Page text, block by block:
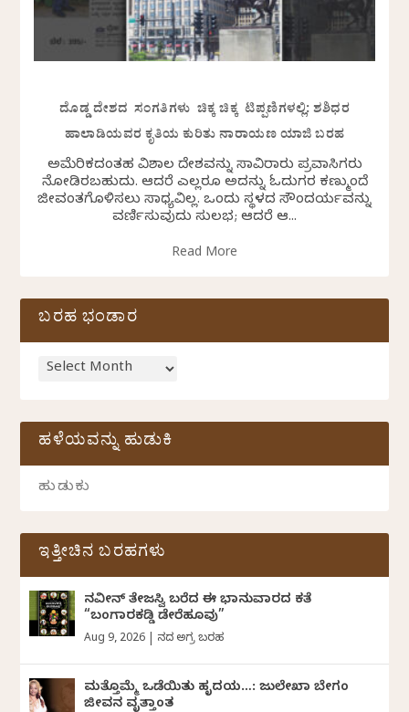
ದೊಡ್ಡ ದೇಶದ ಸಂಗತಿಗಳು ಚಿಕ್ಕ ಚಿಕ್ಕ ಟಿಪ್ಪಣಿಗಳಲ್ಲಿ: ಶಶಿಧರ
ಹಾಲಾಡಿಯವರ ಕೃತಿಯ ಕುರಿತು ನಾರಾಯಣ ಯಾಜಿ ಬರಹ
ಅಮೆರಿಕದಂತಹ ವಿಶಾಲ ದೇಶವನ್ನು ಸಾವಿರಾರು ಪ್ರವಾಸಿಗರು
ನೋಡಿರಬಹುದು. ಆದರೆ ಎಲ್ಲರೂ ಅದನ್ನು ಓದುಗರ ಕಣ್ಮುಂದೆ
ಜೀವಂತಗೊಳಿಸಲು ಸಾಧ್ಯವಿಲ್ಲ. ಒಂದು ಸ್ಥಳದ ಸೌಂದರ್ಯವನ್ನು
ವರ್ಣಿಸುವುದು ಸುಲಭ; ಆದರೆ ಆ...
Read More
ಬರಹ ಭಂಡಾರ
ಹಳೆಯವನ್ನು ಹುಡುಕಿ
ಇತ್ತೀಚಿನ ಬರಹಗಳು
ನವೀನ್‌ ತೇಜಸ್ವಿ ಬರೆದ ಈ ಭಾನುವಾರದ ಕತೆ
“ಬಂಗಾರಕಡ್ಡಿ ಡೇರೆಹೂವು”
Aug 9, 2026 ದಿನದ ಅಗ್ರ ಬರಹ
ಮತ್ತೊಮ್ಮೆ ಒಡೆಯಿತು ಹೃದಯ…: ಜುಲೇಖಾ ಬೇಗಂ
ಜೀವನ ವೃತ್ತಾಂತ